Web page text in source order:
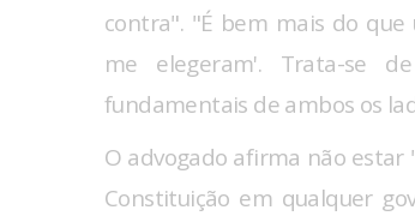
contra". "É bem mais do
me elegeram'. Trata-se
fundamentais de ambos os
O advogado afirma não
Constituição em qualquer